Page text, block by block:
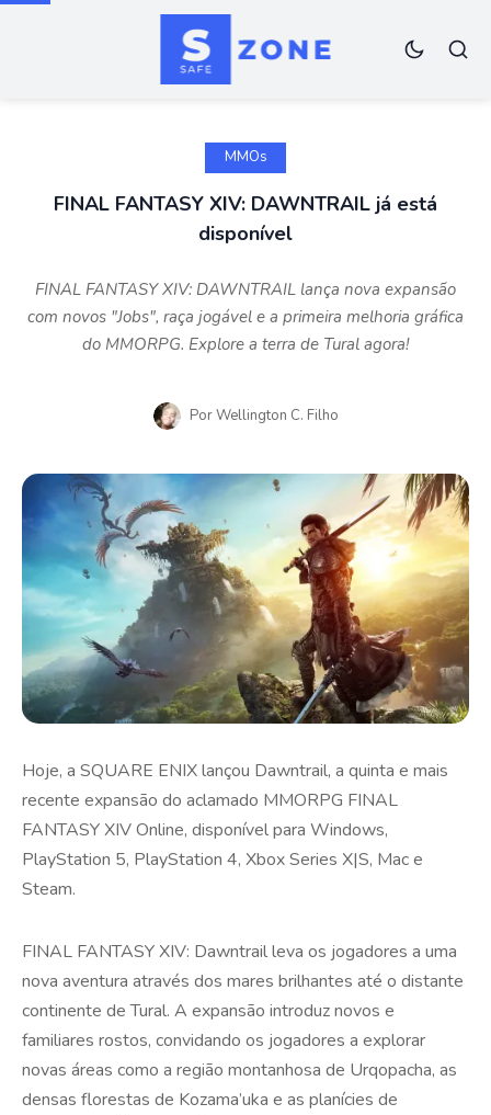
MMOs
FINAL FANTASY XIV: DAWNTRAIL já está
disponível
FINAL FANTASY XIV: DAWNTRAIL lança nova expansão
com novos "Jobs", raça jogável e a primeira melhoria gráfica
do MMORPG. Explore a terra de Tural agora!
PorWellington C. Filho
Hoje, a SQUARE ENIX lançou Dawntrail, a quinta e mais
recente expansão do aclamado MMORPG FINAL
FANTASY XIV Online, disponível para Windows,
PlayStation 5, PlayStation 4, Xbox Series X|S, Mac e
Steam.
FINAL FANTASY XIV: Dawntrail leva os jogadores a uma
nova aventura através dos mares brilhantes até o distante
continente de Tural. A expansão introduz novos e
familiares rostos, convidando os jogadores a explorar
novas áreas como a região montanhosa de Urqopacha, as
densas florestas de Kozama’uka e as planícies de